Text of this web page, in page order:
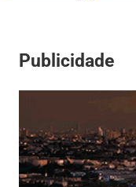
Publicidade